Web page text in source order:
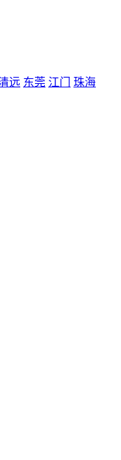
远 东莞 江门 珠海